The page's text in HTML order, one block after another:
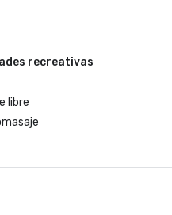
recreativas
libre